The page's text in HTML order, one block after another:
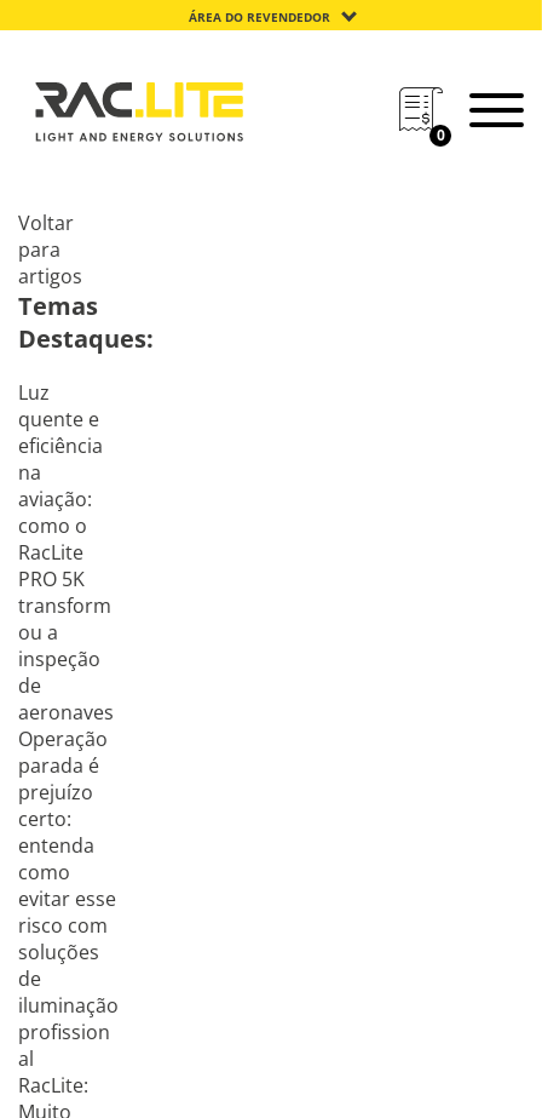
ÁREA DO REVENDEDOR
0
Voltar
para
artigos
Temas
Destaques:
Luz
quente e
eficiência
na
aviação:
como o
RacLite
PRO 5K
transform
ou a
inspeção
de
aeronaves
Operação
parada é
prejuízo
certo:
entenda
como
evitar esse
risco com
soluções
de
iluminação
profission
al
RacLite:
Muito